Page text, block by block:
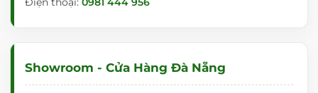
Showroom - Cửa Hàng Đà Nẵng